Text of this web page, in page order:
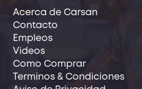
Acerca de Carsan
Contacto
Empleos
Videos
Como Comprar
Terminos & Condiciones